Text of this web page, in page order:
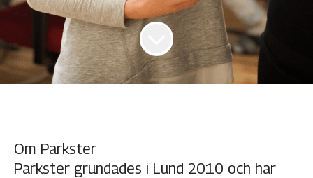
Om Parkster
Parkster grundades i Lund 2010 och har